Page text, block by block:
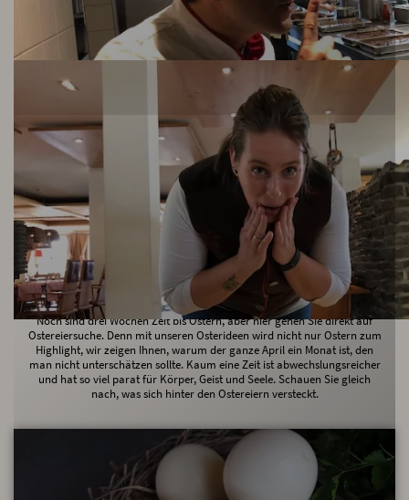
Ei, Ei, Ei, was seh ich da?
Noch sind drei Wochen Zeit bis Ostern, aber hier gehen Sie direkt auf
Ostereiersuche. Denn mit unseren Osterideen wird nicht nur Ostern zum
Highlight, wir zeigen Ihnen, warum der ganze April ein Monat ist, den
man nicht unterschätzen sollte. Kaum eine Zeit ist abwechslungsreicher
und hat so viel parat für Körper, Geist und Seele. Schauen Sie gleich
nach, was sich hinter den Ostereiern versteckt.